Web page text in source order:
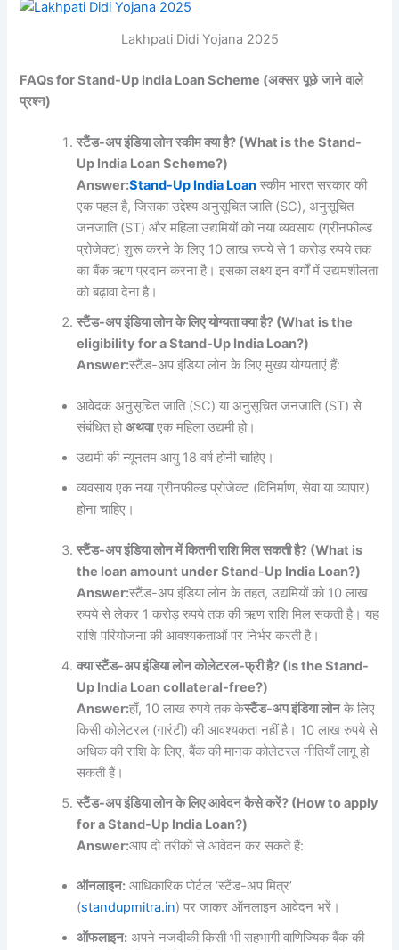
Lakhpati Didi Yojana 2025
FAQs for Stand-Up India Loan Scheme (अक्सर पूछे जाने वाले
प्रश्न)
स्टैंड-अपइंडियालोनस्कीमक्याहै? (What is the Stand-
Up India Loan Scheme?)
Answer:Stand-Up India Loan स्कीम भारत सरकार की
एक पहल है, जिसका उद्देश्य अनुसूचित जाति (SC), अनुसूचित
जनजाति (ST) और महिला उद्यमियों को नया व्यवसाय (ग्रीनफील्ड
प्रोजेक्ट) शुरू करने के लिए 10 लाख रुपये से 1 करोड़ रुपये तक
का बैंक ऋण प्रदान करना है। इसका लक्ष्य इन वर्गों में उद्यमशीलता
को बढ़ावा देना है।
स्टैंड-अपइंडियालोनकेलिएयोग्यताक्याहै? (What is the
eligibility for a Stand-Up India Loan?)
Answer:स्टैंड-अप इंडिया लोन के लिए मुख्य योग्यताएं हैं:
आवेदक अनुसूचित जाति (SC) या अनुसूचित जनजाति (ST) से
संबंधित होअथवाएक महिला उद्यमी हो।
उद्यमी की न्यूनतम आयु 18 वर्ष होनी चाहिए।
व्यवसाय एक नया ग्रीनफील्ड प्रोजेक्ट (विनिर्माण, सेवा या व्यापार)
होना चाहिए।
स्टैंड-अपइंडियालोनमेंकितनीराशिमिलसकतीहै? (What is
the loan amount under Stand-Up India Loan?)
Answer:स्टैंड-अप इंडिया लोन के तहत, उद्यमियों को 10 लाख
रुपये से लेकर 1 करोड़ रुपये तक की ऋण राशि मिल सकती है। यह
राशि परियोजना की आवश्यकताओं पर निर्भर करती है।
क्यास्टैंड-अपइंडियालोनकोलेटरल-फ्रीहै? (Is the Stand-
Up India Loan collateral-free?)
Answer:हाँ, 10 लाख रुपये तक केस्टैंड-अपइंडियालोनके लिए
किसी कोलेटरल (गारंटी) की आवश्यकता नहीं है। 10 लाख रुपये से
अधिक की राशि के लिए, बैंक की मानक कोलेटरल नीतियाँ लागू हो
सकती हैं।
स्टैंड-अपइंडियालोनकेलिएआवेदनकैसेकरें? (How to apply
for a Stand-Up India Loan?)
Answer:आप दो तरीकों से आवेदन कर सकते हैं:
ऑनलाइन: आधिकारिक पोर्टल ‘स्टैंड-अप मित्र’
(standupmitra.in) पर जाकर ऑनलाइन आवेदन भरें।
ऑफलाइन: अपने नजदीकी किसी भी सहभागी वाणिज्यिक बैंक की